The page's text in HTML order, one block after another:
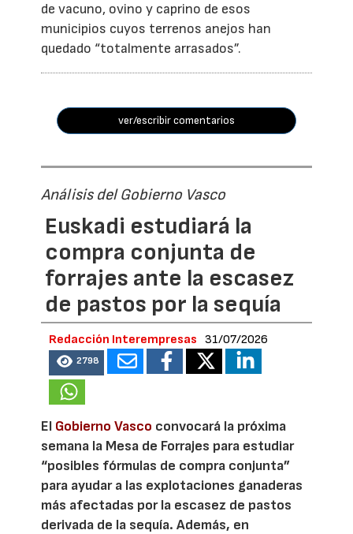
de vacuno, ovino y caprino de esos
municipios cuyos terrenos anejos han
quedado “totalmente arrasados”.
ver/escribir comentarios
Análisis del Gobierno Vasco
Euskadi estudiará la
compra conjunta de
forrajes ante la escasez
de pastos por la sequía
Redacción Interempresas 31/07/2026
2798
El Gobierno Vasco convocará la próxima
semana la Mesa de Forrajes para estudiar
“posibles fórmulas de compra conjunta”
para ayudar a las explotaciones ganaderas
más afectadas por la escasez de pastos
derivada de la sequía. Además, en